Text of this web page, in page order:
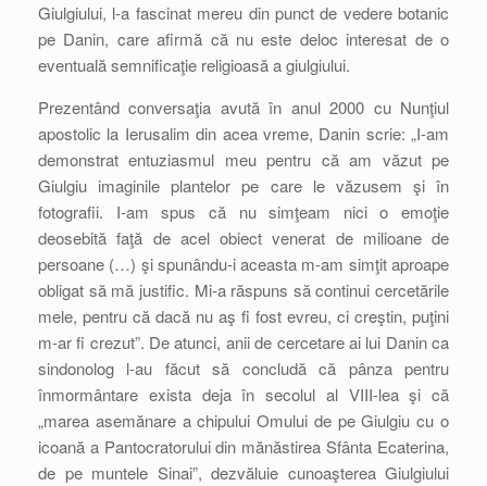
Giulgiului, l-a fascinat mereu din punct de vedere botanic
pe Danin, care afirmă că nu este deloc interesat de o
eventuală semnificaţie religioasă a giulgiului.
Prezentând conversaţia avută în anul 2000 cu Nunţiul
apostolic la Ierusalim din acea vreme, Danin scrie: „I-am
demonstrat entuziasmul meu pentru că am văzut pe
Giulgiu imaginile plantelor pe care le văzusem şi în
fotografii. I-am spus că nu simţeam nici o emoţie
deosebită faţă de acel obiect venerat de milioane de
persoane (…) şi spunându-i aceasta m-am simţit aproape
obligat să mă justific. Mi-a răspuns să continui cercetările
mele, pentru că dacă nu aş fi fost evreu, ci creştin, puţini
m-ar fi crezut”. De atunci, anii de cercetare ai lui Danin ca
sindonolog l-au făcut să concludă că pânza pentru
înmormântare exista deja în secolul al VIII-lea şi că
„marea asemănare a chipului Omului de pe Giulgiu cu o
icoană a Pantocratorului din mănăstirea Sfânta Ecaterina,
de pe muntele Sinai”, dezvăluie cunoaşterea Giulgiului